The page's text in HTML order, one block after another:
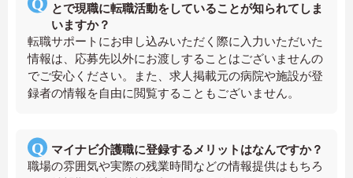
とで現職に転職活動をしていることが知られてしま
いますか？
転職サポートにお申し込みいただく際に入力いただいた
情報は、応募先以外にお渡しすることはございませんの
でご安心ください。また、求人掲載元の病院や施設が登
録者の情報を自由に閲覧することもございません。
マイナビ介護職に登録するメリットはなんですか？
職場の雰囲気や実際の残業時間などの情報提供はもちろ